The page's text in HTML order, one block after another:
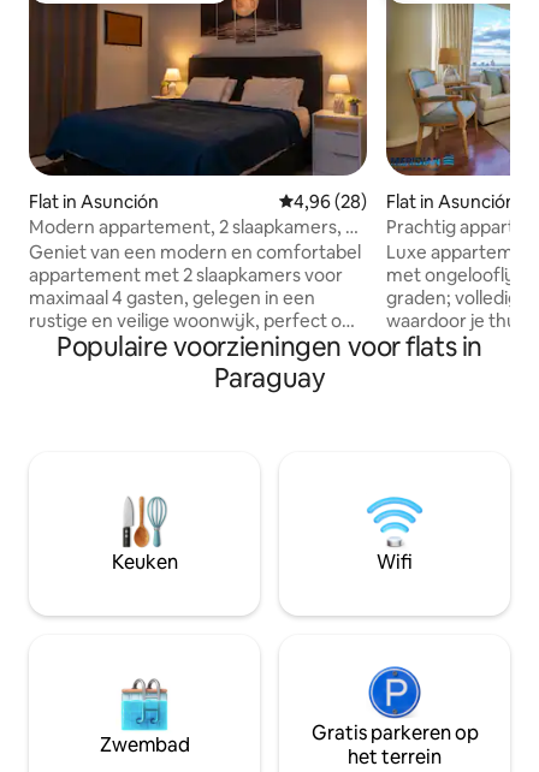
Flat in Asunción Gemiddelde beoordeling van
4,96 (28)
Modern appartement, 2 slaapkamers, 4
gasten
Geniet van een modern en comfortabel
appartement met 2 slaapkamers voor
maximaal 4 gasten, gelegen in een
rustige en veilige woonwijk, perfect om
te ontspannen terwijl je dicht bij alles
woonkamer, een eethoek, een volledig
minuten afstand van supermarkten,
winkelcentra, restaurants en
uitgaansgelegenheden, met
gemakkelijke toegang tot de
Flat in Asunción
Prachtig
Luxe
met ongelooflijk
graden; volledig
waardoor je
eigen
privékantoren,
Het heeft ook
BBQ-ruimtes.
zeven dagen per
Populaire voorzieningen voor flats in
Paraguay
Keuken Wifi
Zwembad
Gratis parkeren op
het terrein